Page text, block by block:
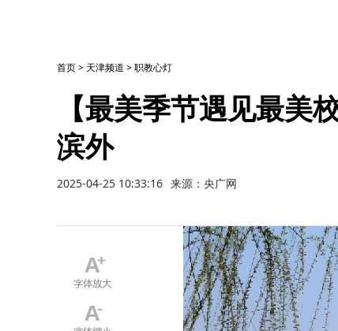
首页> 天津频道 >职教心灯
【最美季节遇见最美
滨外
2025-04-25 10:33:16 来源：央广网